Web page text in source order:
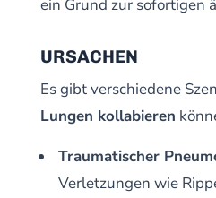
ein Grund zur sofortigen
URSACHEN
Es gibt verschiedene
Lungen kollabieren
Traumatischer
Verletzungen wie